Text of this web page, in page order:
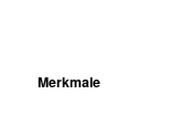
Merkmale